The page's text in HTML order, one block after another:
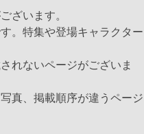
ざいます。
。特集や登場キャラクター
れないページがございま
真、掲載順序が違うページ